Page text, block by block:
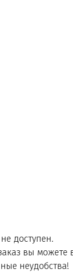
доступен.
вы можете
неудобства!